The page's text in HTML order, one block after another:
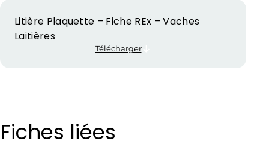
Litière Plaquette – Fiche REx – Vaches
Laitières
Télécharger
Fiches liées